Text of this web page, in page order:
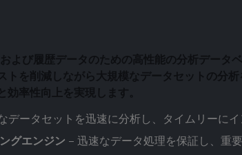
よび履歴データのための高性能の分析データベ
トを削減しながら大規模なデータセットの分
効率性向上を実現します。
データセットを迅速に分析し、タイムリーにイ
グエンジン – 迅速なデータ処理を保証し、重